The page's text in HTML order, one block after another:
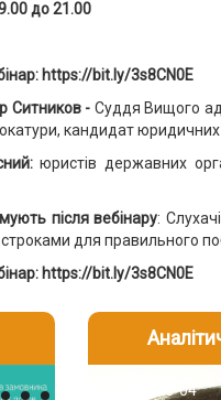
до 21.00
https://bit.ly/3s8CN0E
Ситников- Суддя Вищого
кандидат юридичних
юристів державних
післявебінару:
для правильного
https://bit.ly/3s8CN0E
2026-08-04
2026-07-